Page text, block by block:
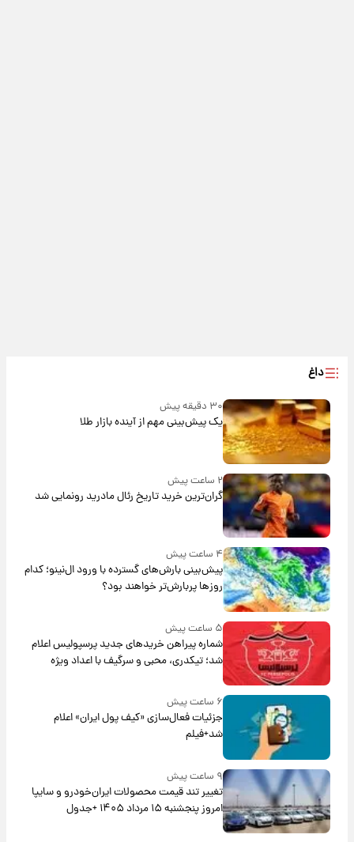
داغ
۳۰ دقیقه پیش
یک پیش‌بینی مهم از آینده بازار طلا
۲ ساعت پیش
گران‌ترین خرید تاریخ رئال مادرید رونمایی شد
۴ ساعت پیش
پیش‌بینی بارش‌های گسترده با ورود ال‌نینو؛ کدام
روزها پربارش‌تر خواهند بود؟
۵ ساعت پیش
شماره پیراهن خریدهای جدید پرسپولیس اعلام
شد؛ تیکدری، محبی و سرگیف با اعداد ویژه
۶ ساعت پیش
جزئیات فعال‌سازی «کیف پول ایران» اعلام
شد+فیلم
۹ ساعت پیش
تغییر تند قیمت محصولات ایران‌خودرو و سایپا
امروز پنجشنبه ۱۵ مرداد ۱۴۰۵ +جدول